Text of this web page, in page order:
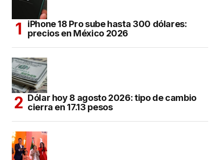
iPhone 18 Pro sube hasta 300 dólares:
precios en México 2026
Dólar hoy 8 agosto 2026: tipo de cambio
cierra en 17.13 pesos